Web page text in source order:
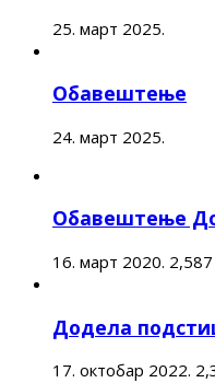
25. март 2025.
Обавештење
24. март 2025.
Обавештење
16. март 2020. 2,587
Додела
17. октобар 2022.